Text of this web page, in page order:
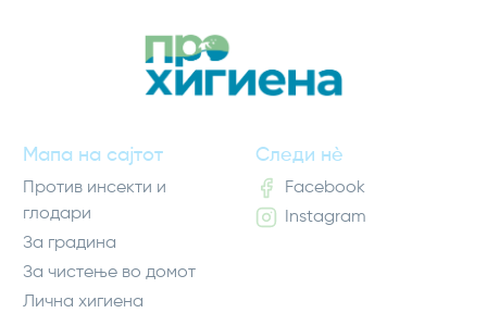
Мапа на сајтот
Против инсекти и
глодари
За градина
За чистење во домот
Лична хигиена
Следи нè
Facebook
Instagram